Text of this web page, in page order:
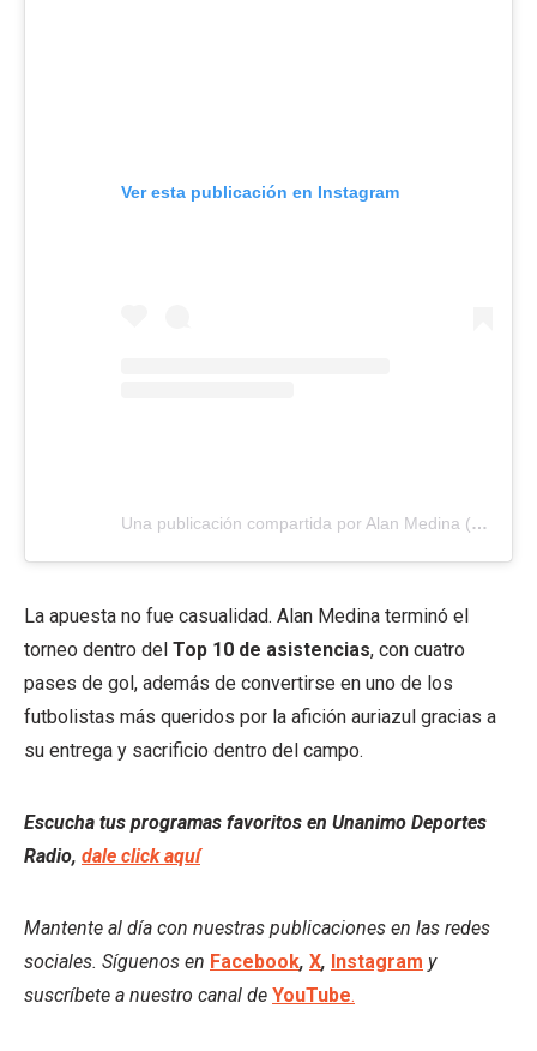
Ver esta publicación en Instagram
Una publicación compartida por Alan Medina (@alanmedinac)
La apuesta no fue casualidad. Alan Medina terminó el
torneo dentro del Top 10 de asistencias, con cuatro
pases de gol, además de convertirse en uno de los
futbolistas más queridos por la afición auriazul gracias a
su entrega y sacrificio dentro del campo.
Escucha tus programas favoritos en Unanimo Deportes
Radio, dale click aquí
Mantente al día con nuestras publicaciones en las redes
sociales. Síguenos en Facebook, X, Instagram y
suscríbete a nuestro canal de YouTube.